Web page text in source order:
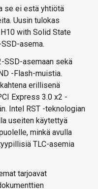
se ei estä yhtiötä
Uusin tulokas
with Solid State
asema.
SSD-asemaan sekä
-Flash-muistia.
erillisenä
Express 3.0 x2 -
Intel RST -teknologian
useiten käytettyä
minkä avulla
TLC-asemia
tarjoavat